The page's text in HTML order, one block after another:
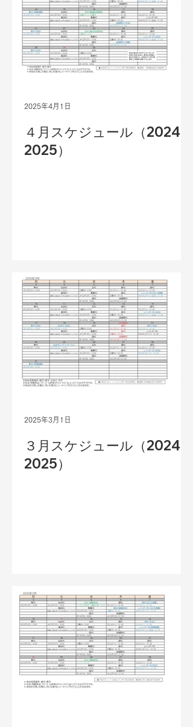
４月スケジュール（2024-
2025）
2025年4月1日
３月スケジュール（2024-
2025）
2025年3月1日